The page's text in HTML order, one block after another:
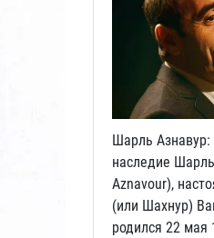
Шарль Азнавур:
наследие
Aznavour),
(или Шахнур)
родился 22 мая